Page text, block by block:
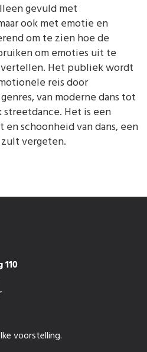
gevuld met
ook met emotie en
om te zien hoe de
om emoties uit te
Het publiek wordt
reis door
van moderne dans tot
streetdance. Het is een
schoonheid van dans, een
vergeten.
voorstelling.